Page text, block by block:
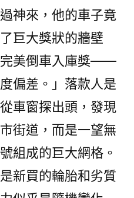
神來，他的車子竟
巨大獎狀的牆壁
完美倒車入庫獎——
偏差。」落款人是
車窗探出頭，發現
街道，而是一望無
組成的巨大網格。
新買的輪胎和劣質